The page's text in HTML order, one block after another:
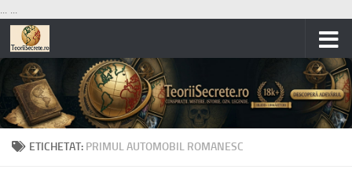
... ...
Skip to content
ETICHETAT: PRIMUL AUTOMOBIL ROMANESC